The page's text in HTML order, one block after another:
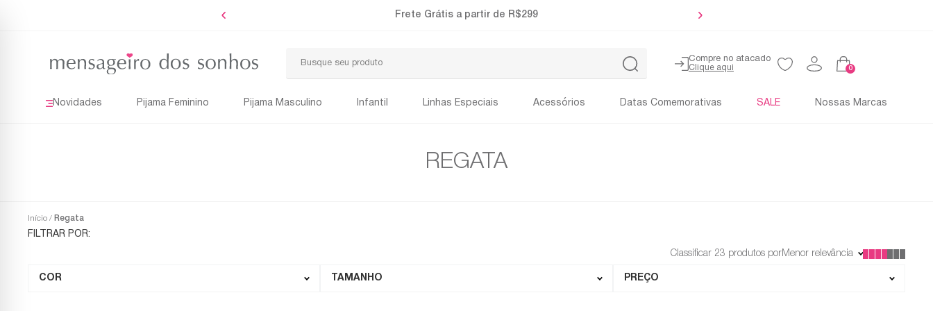
Frete Grátis a partir de R$299
Compre no atacado
0
Novidades Pijama Feminino Pijama Masculino Infantil Linhas Especiais Acessórios Datas Comemorativas SALE Nossas Marcas
REGATA
Início Regata
Classificar 23 produtos porMenor relevância
COR TAMANHO PREÇO